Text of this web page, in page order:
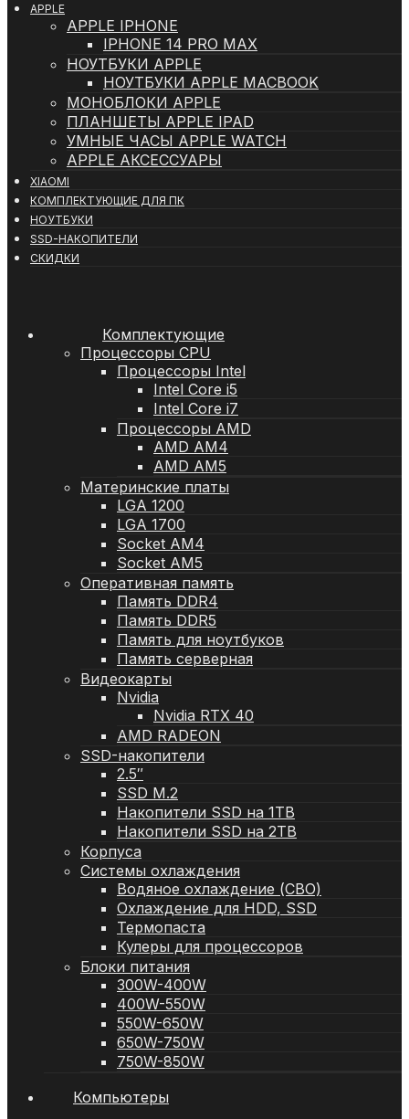
APPLE
APPLE IPHONE
IPHONE 14 PRO MAX
НОУТБУКИ APPLE
НОУТБУКИ APPLE MACBOOK
МОНОБЛОКИ APPLE
ПЛАНШЕТЫ APPLE IPAD
УМНЫЕ ЧАСЫ APPLE WATCH
APPLE АКСЕССУАРЫ
XIAOMI
КОМПЛЕКТУЮЩИЕ ДЛЯ ПК
НОУТБУКИ
SSD-НАКОПИТЕЛИ
СКИДКИ
Комплектующие
Процессоры CPU
Процессоры Intel
Intel Core i5
Intel Core i7
Процессоры AMD
AMD AM4
AMD AM5
Материнские платы
LGA 1200
LGA 1700
Socket AM4
Socket AM5
Оперативная память
Память DDR4
Память DDR5
Память для ноутбуков
Память серверная
Видеокарты
Nvidia
Nvidia RTX 40
AMD RADEON
SSD-накопители
2.5″
SSD M.2
Накопители SSD на 1TB
Накопители SSD на 2TB
Корпуса
Системы охлаждения
Водяное охлаждение (СВО)
Охлаждение для HDD, SSD
Термопаста
Кулеры для процессоров
Блоки питания
300W-400W
400W-550W
550W-650W
650W-750W
750W-850W
Компьютеры